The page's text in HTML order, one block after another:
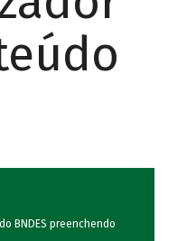
BNDES preenchendo